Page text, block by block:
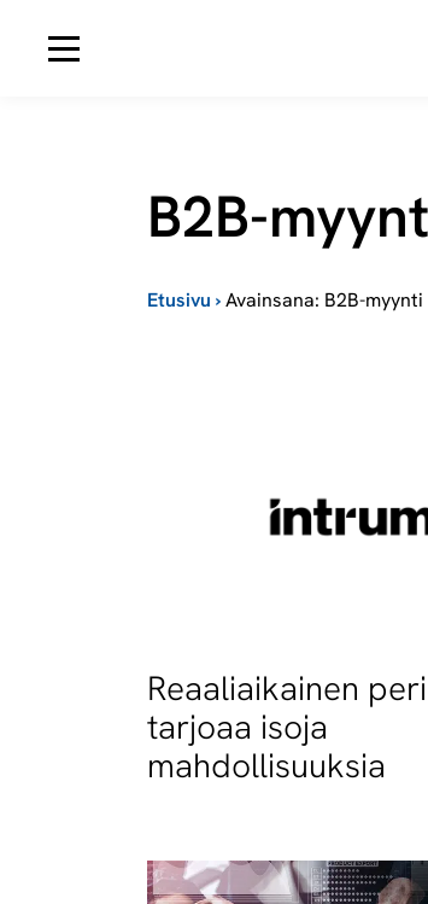
B2B-
Etusivu ›Avainsana: B2B-myynti
Reaaliaikainen
tarjoaa isoja
mahdollisuuksia